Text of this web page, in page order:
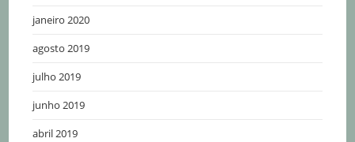
janeiro 2020
agosto 2019
julho 2019
junho 2019
abril 2019